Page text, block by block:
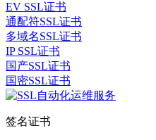
EV SSL证书
通配符SSL证书
多域名SSL证书
IP SSL证书
国产SSL证书
国密SSL证书
签名证书